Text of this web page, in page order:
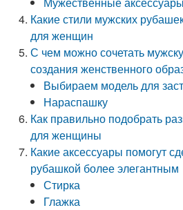
Какие стили мужских
для женщин
С чем можно сочетать
создания женственного
Выбираем модель для
Нараспашку
Как правильно подобрать
для женщины
Какие аксессуары помогут
рубашкой более элегантным
Стирка
Глажка